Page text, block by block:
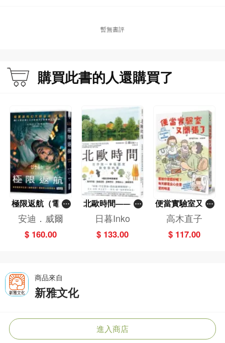
暫無書評
購買此書的人還購買了
極限返航（電影
書衣典藏版）
（獨家收錄作者
訪談）
安迪．威爾
$ 160.00
北歐時間——世
界第一幸福國度
教會我的事
日暮Inko
$ 133.00
便當實驗室又開
張了——日日和
特別日的菜單挑
戰記
高木直子
$ 117.00
商品來自
新雅文化
進入商店